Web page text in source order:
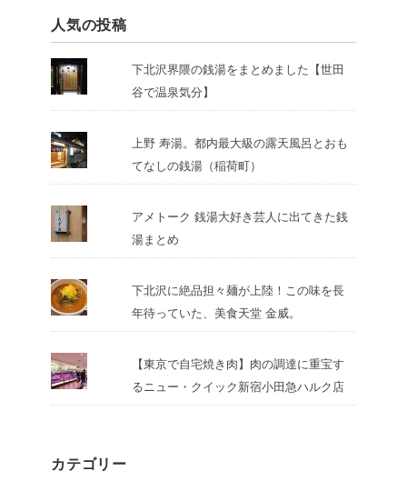
人気の投稿
下北沢界隈の銭湯をまとめました【世田
谷で温泉気分】
上野 寿湯。都内最大級の露天風呂とおも
てなしの銭湯（稲荷町）
アメトーク 銭湯大好き芸人に出てきた銭
湯まとめ
下北沢に絶品担々麺が上陸！この味を長
年待っていた、美食天堂 金威。
【東京で自宅焼き肉】肉の調達に重宝す
るニュー・クイック新宿小田急ハルク店
カテゴリー